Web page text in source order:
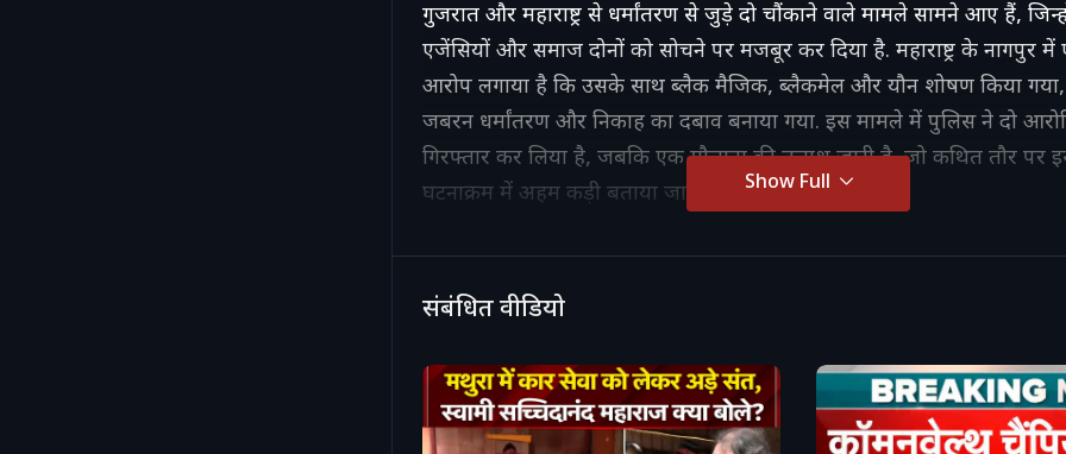
गुजरात और महाराष्ट्र से धर्मांतरण से जुड़े दो चौंकाने वाले मामले सामने आए हैं,
एजेंसियों और समाज दोनों को सोचने पर मजबूर कर दिया है. महाराष्ट्र के नागपुर
आरोप लगाया है कि उसके साथ ब्लैक मैजिक, ब्लैकमेल और यौन शोषण किया गया,
जबरन धर्मांतरण और निकाह का दबाव बनाया गया. इस मामले में पुलिस ने दो
गिरफ्तार कर लिया है, जबकि एक मौलाना की तलाश जारी है, जो कथित तौर पर
घटनाक्रम में अहम कड़ी बताया जा रहा है.
Show Full
संबंधित वीडियो